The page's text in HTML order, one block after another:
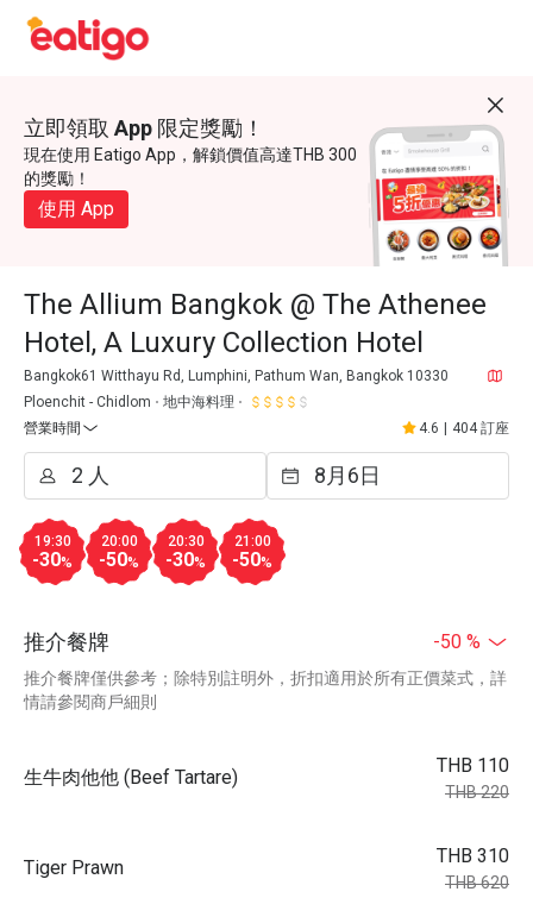
立即領取 App 限定獎勵！
現在使用 Eatigo App，解鎖價值高達THB 300
的獎勵！
使用 App
The Allium Bangkok @ The Athenee
Hotel, A Luxury Collection Hotel
Bangkok61 Witthayu Rd, Lumphini, Pathum Wan, Bangkok 10330
Ploenchit - Chidlom
地中海料理
營業時間
4.6 404 訂座
19:30
-30%
20:00
-50%
20:30
-30%
21:00
-50%
推介餐牌 -50 %
推介餐牌僅供參考；除特別註明外，折扣適用於所有正價菜式，詳
情請參閱商戶細則
生牛肉他他 (Beef Tartare)
THB 110
THB 220
Tiger Prawn
THB 310
THB 620